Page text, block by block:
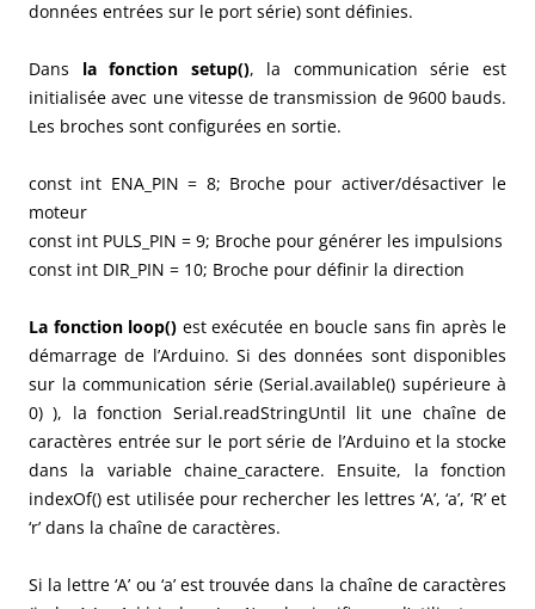
données entrées sur le port série) sont définies.
Dans la fonction setup(), la communication série est
initialisée avec une vitesse de transmission de 9600 bauds.
Les broches sont configurées en sortie.
const int ENA_PIN = 8; Broche pour activer/désactiver le
moteur
const int PULS_PIN = 9; Broche pour générer les impulsions
const int DIR_PIN = 10; Broche pour définir la direction
La fonction loop() est exécutée en boucle sans fin après le
démarrage de l’Arduino. Si des données sont disponibles
sur la communication série (Serial.available() supérieure à
0) ), la fonction Serial.readStringUntil lit une chaîne de
caractères entrée sur le port série de l’Arduino et la stocke
dans la variable chaine_caractere. Ensuite, la fonction
indexOf() est utilisée pour rechercher les lettres ‘A’, ‘a’, ‘R’ et
‘r’ dans la chaîne de caractères.
Si la lettre ‘A’ ou ‘a’ est trouvée dans la chaîne de caractères